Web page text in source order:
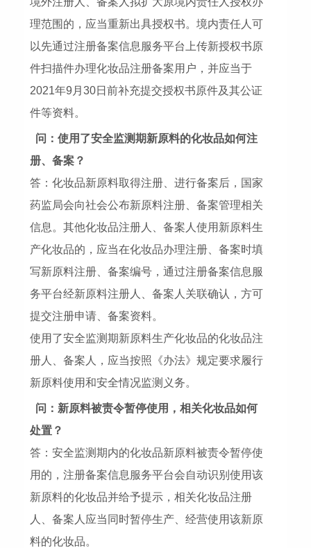
理范围的，应当重新出具授权书。境内责任人可
以先通过注册备案信息服务平台上传新授权书原
件扫描件办理化妆品注册备案用户，并应当于
2021年9月30日前补充提交授权书原件及其公证
件等资料。
问：使用了安全监测期新原料的化妆品如何注
册、备案？
答：化妆品新原料取得注册、进行备案后，国家
药监局会向社会公布新原料注册、备案管理相关
信息。其他化妆品注册人、备案人使用新原料生
产化妆品的，应当在化妆品办理注册、备案时填
写新原料注册、备案编号，通过注册备案信息服
务平台经新原料注册人、备案人关联确认，方可
提交注册申请、备案资料。
使用了安全监测期新原料生产化妆品的化妆品注
册人、备案人，应当按照《办法》规定要求履行
新原料使用和安全情况监测义务。
问：新原料被责令暂停使用，相关化妆品如何
处置？
答：安全监测期内的化妆品新原料被责令暂停使
用的，注册备案信息服务平台会自动识别使用该
新原料的化妆品并给予提示，相关化妆品注册
人、备案人应当同时暂停生产、经营使用该新原
料的化妆品。